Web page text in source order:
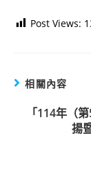
Post Views:
相關內容
「114年（
揚